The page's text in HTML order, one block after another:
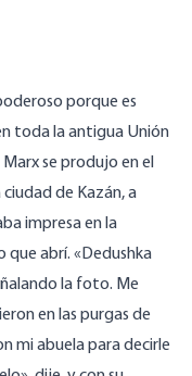
porque es
toda la antigua Unión
se produjo en el
de Kazán, a
impresa en la
abrí. «Dedushka
la foto. Me
en las purgas de
mi abuela para decirle